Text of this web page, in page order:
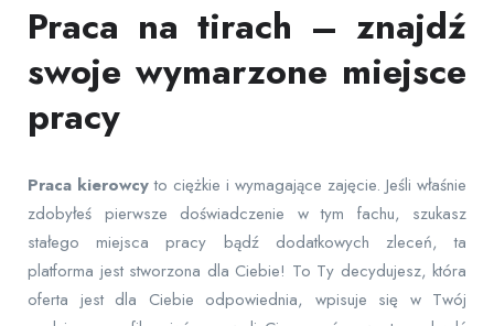
Praca na tirach – znajdź
swoje wymarzone miejsce
pracy
Praca kierowcyto ciężkie i wymagające zajęcie. Jeśli właśnie
zdobyłeś pierwsze doświadczenie w tym fachu, szukasz
stałego miejsca pracy bądź dodatkowych zleceń, ta
platforma jest stworzona dla Ciebie! To Ty decydujesz, która
oferta jest dla Ciebie odpowiednia, wpisuje się w Twój